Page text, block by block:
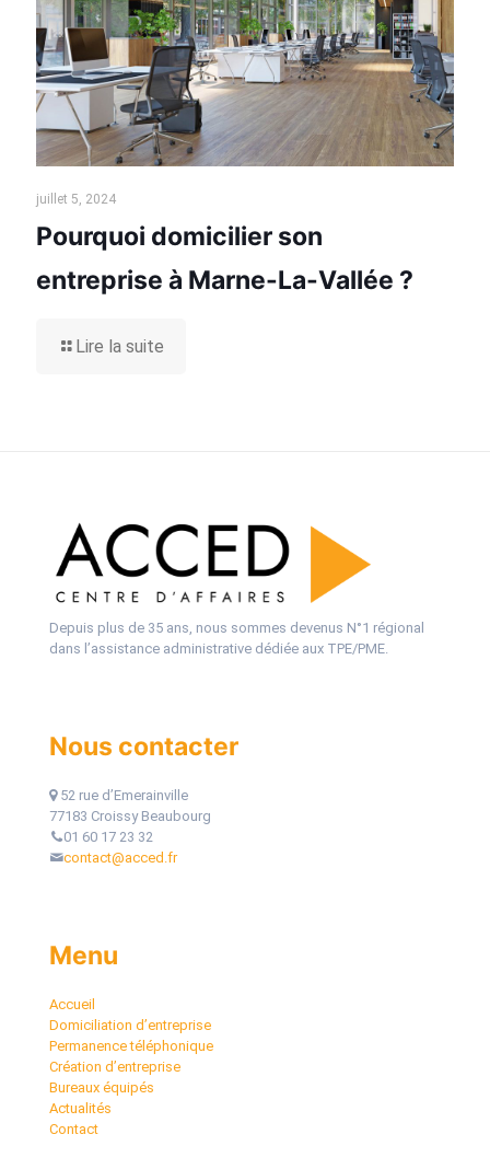
juillet 5, 2024
Pourquoi domicilier son
entreprise à Marne-La-Vallée ?
Lire la suite
Depuis plus de 35 ans, nous sommes devenus N°1 régional
dans l’assistance administrative dédiée aux TPE/PME.
Nous contacter
52 rue d’Emerainville
77183 Croissy Beaubourg
01 60 17 23 32
contact@acced.fr
Menu
Accueil
Domiciliation d’entreprise
Permanence téléphonique
Création d’entreprise
Bureaux équipés
Actualités
Contact